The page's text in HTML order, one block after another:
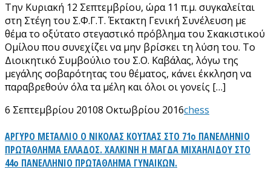
Την Κυριακή 12 Σεπτεμβρίου, ώρα 11 π.μ. συγκαλείται
στη Στέγη του Σ.Φ.Γ.Τ. Έκτακτη Γενική Συνέλευση με
θέμα το οξύτατο στεγαστικό πρόβλημα του Σκακιστικού
Ομίλου που συνεχίζει να μην βρίσκει τη λύση του. Το
Διοικητικό Συμβούλιο του Σ.Ο. Καβάλας, λόγω της
μεγάλης σοβαρότητας του θέματος, κάνει έκκληση να
παραβρεθούν όλα τα μέλη και όλοι οι γονείς […]
6 Σεπτεμβρίου 20108 Οκτωβρίου 2016chess
ΑΡΓΥΡΟ ΜΕΤΑΛΛΙΟ Ο ΝΙΚΟΛΑΣ ΚΟΥΤΛΑΣ ΣΤΟ 71ο ΠΑΝΕΛΛΗΝΙΟ
ΠΡΩΤΑΘΛΗΜΑ ΕΛΛΑΔΟΣ. ΧΑΛΚΙΝΗ Η ΜΑΓΔΑ ΜΙΧΑΗΛΙΔΟΥ ΣΤΟ
44ο ΠΑΝΕΛΛΗΝΙΟ ΠΡΩΤΑΘΛΗΜΑ ΓΥΝΑΙΚΩΝ.